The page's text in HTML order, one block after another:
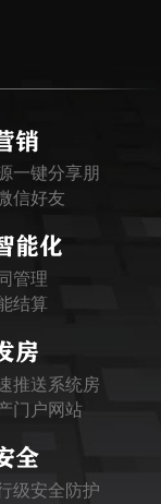
销
一键分享朋
信好友
能化
管理
结算
房
推送系统房
门户网站
全
级安全防护